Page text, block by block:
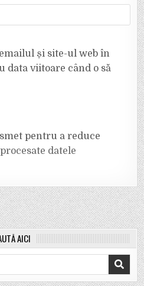
și site-ul web în
data viitoare când o să
pentru a reduce
datele
AICI